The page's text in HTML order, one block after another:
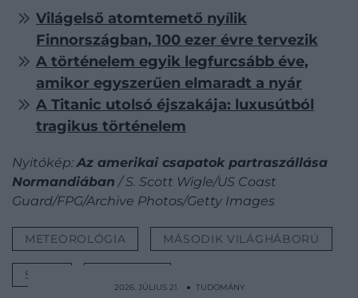
Világelső atomtemető nyílik
Finnországban, 100 ezer évre tervezik
A történelem egyik legfurcsább éve,
amikor egyszerűen elmaradt a nyár
A Titanic utolsó éjszakája: luxusútból
tragikus történelem
Nyitókép:Az amerikai csapatok partraszállása
Normandiában / S. Scott Wigle/US Coast
Guard/FPG/Archive Photos/Getty Images
METEOROLÓGIA MÁSODIK VILÁGHÁBORÚ
SORS
2026. JÚLIUS 21. ● TUDOMÁNY